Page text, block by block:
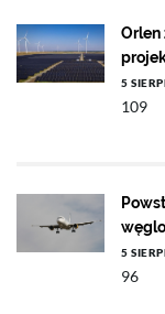
Orlen
5
109
5
96